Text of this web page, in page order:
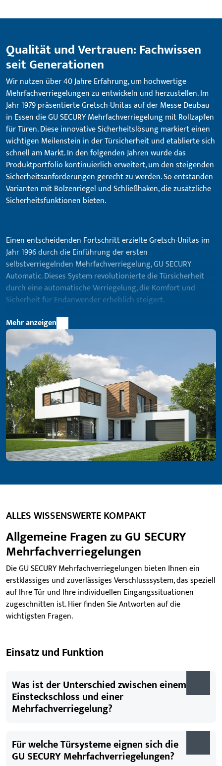
Qualität und Vertrauen: Fachwissen
seit Generationen
Wir nutzen über 40 Jahre Erfahrung, um hochwertige
Mehrfachverriegelungen zu entwickeln und herzustellen. Im
Jahr 1979 präsentierte Gretsch-Unitas auf der Messe Deubau
in Essen die GU SECURY Mehrfachverriegelung mit Rollzapfen
für Türen. Diese innovative Sicherheitslösung markiert einen
wichtigen Meilenstein in der Türsicherheit und etablierte sich
schnell am Markt. In den folgenden Jahren wurde das
Produktportfolio kontinuierlich erweitert, um den steigenden
Sicherheitsanforderungen gerecht zu werden. So entstanden
Varianten mit Bolzenriegel und Schließhaken, die zusätzliche
Sicherheitsfunktionen bieten.
Einen entscheidenden Fortschritt erzielte Gretsch-Unitas im
Jahr 1996 durch die Einführung der ersten
selbstverriegelnden Mehrfachverriegelung, GU SECURY
Automatic. Dieses System revolutionierte die Türsicherheit
durch eine automatische Verriegelung, die Komfort und
Sicherheit für Endanwender erheblich steigert.
Die Erfolgsgeschichte dieser Baureihe setzt sich bis heute
ungebrochen fort und wird durch innovative Entwicklungen
sowie modernste Technologien ständig weitergeführt.
Gretsch-Unitas verpflichtet sich zu höchsten Standards in der
Türsicherheit und bietet umfassende Lösungen für
unterschiedliche Anwendungssituationen an.
Mehr anzeigen
ALLES WISSENSWERTE KOMPAKT
Allgemeine Fragen zu GU SECURY
Mehrfachverriegelungen
Die GU SECURY Mehrfachverriegelungen bieten Ihnen ein
erstklassiges und zuverlässiges Verschlusssystem, das speziell
auf Ihre Tür und Ihre individuellen Eingangssituationen
zugeschnitten ist. Hier finden Sie Antworten auf die
wichtigsten Fragen.
Einsatz und Funktion
Was ist der Unterschied zwischen einem
Einsteckschloss und einer
Mehrfachverriegelung?
Für welche Türsysteme eignen sich die
GU SECURY Mehrfachverriegelungen?